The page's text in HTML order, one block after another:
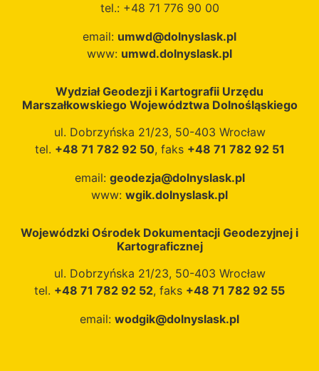
tel.: +48 71 776 90 00
email: umwd@dolnyslask.pl
www: umwd.dolnyslask.pl
Wydział Geodezji i Kartografii Urzędu
Marszałkowskiego Województwa Dolnośląskiego
ul. Dobrzyńska 21/23, 50-403 Wrocław
tel. +48 71 782 92 50, faks +48 71 782 92 51
email: geodezja@dolnyslask.pl
www: wgik.dolnyslask.pl
Wojewódzki Ośrodek Dokumentacji Geodezyjnej i
Kartograficznej
ul. Dobrzyńska 21/23, 50-403 Wrocław
tel. +48 71 782 92 52, faks +48 71 782 92 55
email: wodgik@dolnyslask.pl